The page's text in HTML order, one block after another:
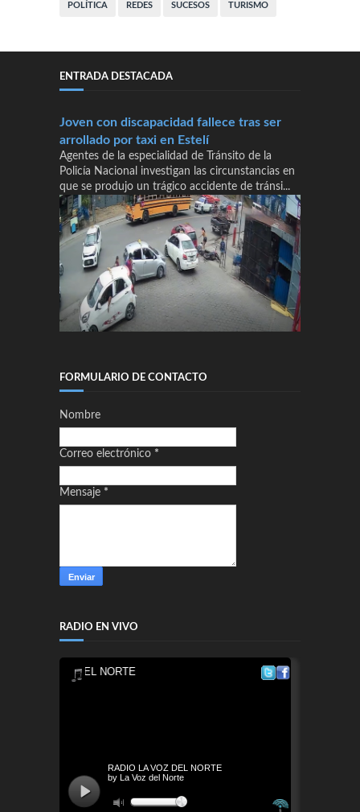
POLÍTICA REDES SUCESOS TURISMO
ENTRADA DESTACADA
Joven con discapacidad fallece tras ser
arrollado por taxi en Estelí
Agentes de la especialidad de Tránsito de la
Policía Nacional investigan las circunstancias en
que se produjo un trágico accidente de tránsi...
FORMULARIO DE CONTACTO
Nombre
Correo electrónico *
Mensaje *
RADIO EN VIVO